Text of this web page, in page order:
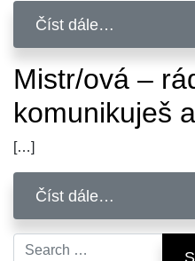
Číst dále…
Mistr/ová –
komunikuješ
[…]
Číst dále…
Search